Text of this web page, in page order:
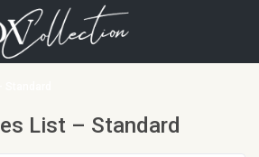
List – Standard